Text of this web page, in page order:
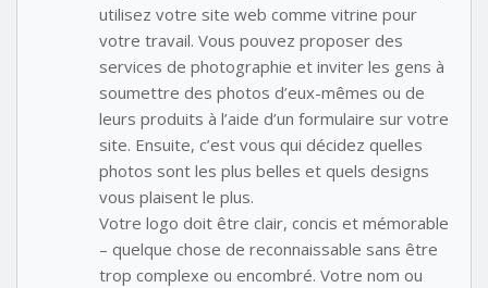
utilisez votre site web comme vitrine pour
votre travail. Vous pouvez proposer des
services de photographie et inviter les gens à
soumettre des photos d’eux-mêmes ou de
leurs produits à l’aide d’un formulaire sur votre
site. Ensuite, c’est vous qui décidez quelles
photos sont les plus belles et quels designs
vous plaisent le plus.
Votre logo doit être clair, concis et mémorable
– quelque chose de reconnaissable sans être
trop complexe ou encombré. Votre nom ou